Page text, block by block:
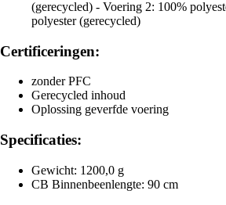
(gerecycled) - Voering 2: 100%
polyester (gerecycled)
Certificeringen:
zonder PFC
Gerecycled inhoud
Oplossing geverfde voering
Specificaties:
Gewicht: 1200,0 g
CB Binnenbeenlengte: 90 cm